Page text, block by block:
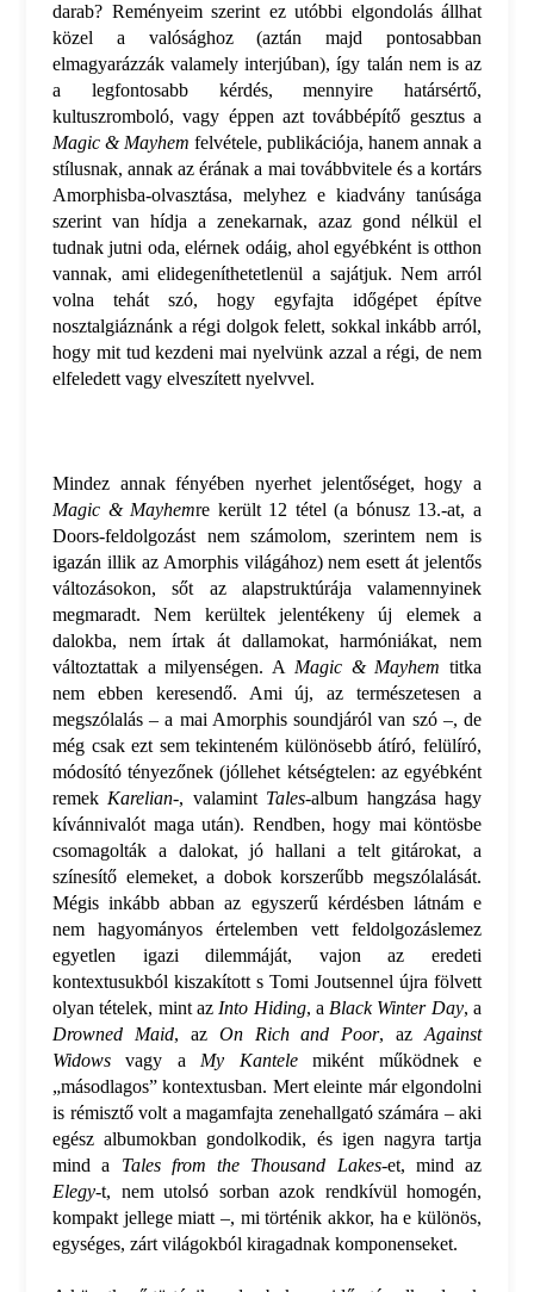
darab? Reményeim szerint ez utóbbi elgondolás állhat
közel a valósághoz (aztán majd pontosabban
elmagyarázzák valamely interjúban), így talán nem is az
a legfontosabb kérdés, mennyire határsértő,
kultuszromboló, vagy éppen azt továbbépítő gesztus a
Magic & Mayhem felvétele, publikációja, hanem annak a
stílusnak, annak az érának a mai továbbvitele és a kortárs
Amorphisba-olvasztása, melyhez e kiadvány tanúsága
szerint van hídja a zenekarnak, azaz gond nélkül el
tudnak jutni oda, elérnek odáig, ahol egyébként is otthon
vannak, ami elidegeníthetetlenül a sajátjuk. Nem arról
volna tehát szó, hogy egyfajta időgépet építve
nosztalgiáznánk a régi dolgok felett, sokkal inkább arról,
hogy mit tud kezdeni mai nyelvünk azzal a régi, de nem
elfeledett vagy elveszített nyelvvel.
Mindez annak fényében nyerhet jelentőséget, hogy a
Magic & Mayhemre került 12 tétel (a bónusz 13.-at, a
Doors-feldolgozást nem számolom, szerintem nem is
igazán illik az Amorphis világához) nem esett át jelentős
változásokon, sőt az alapstruktúrája valamennyinek
megmaradt. Nem kerültek jelentékeny új elemek a
dalokba, nem írtak át dallamokat, harmóniákat, nem
változtattak a milyenségen. A Magic & Mayhem titka
nem ebben keresendő. Ami új, az természetesen a
megszólalás – a mai Amorphis soundjáról van szó –, de
még csak ezt sem tekinteném különösebb átíró, felülíró,
módosító tényezőnek (jóllehet kétségtelen: az egyébként
remek Karelian-, valamint Tales-album hangzása hagy
kívánnivalót maga után). Rendben, hogy mai köntösbe
csomagolták a dalokat, jó hallani a telt gitárokat, a
színesítő elemeket, a dobok korszerűbb megszólalását.
Mégis inkább abban az egyszerű kérdésben látnám e
nem hagyományos értelemben vett feldolgozáslemez
egyetlen igazi dilemmáját, vajon az eredeti
kontextusukból kiszakított s Tomi Joutsennel újra fölvett
olyan tételek, mint az Into Hiding, a Black Winter Day, a
Drowned Maid, az On Rich and Poor, az Against
Widows vagy a My Kantelemiként működnek e
„másodlagos” kontextusban. Mert eleinte már elgondolni
is rémisztő volt a magamfajta zenehallgató számára – aki
egész albumokban gondolkodik, és igen nagyra tartja
mind a Tales from the Thousand Lakes-et, mind az
Elegy-t, nem utolsó sorban azok rendkívül homogén,
kompakt jellege miatt –, mi történik akkor, ha e különös,
egységes, zárt világokból kiragadnak komponenseket.